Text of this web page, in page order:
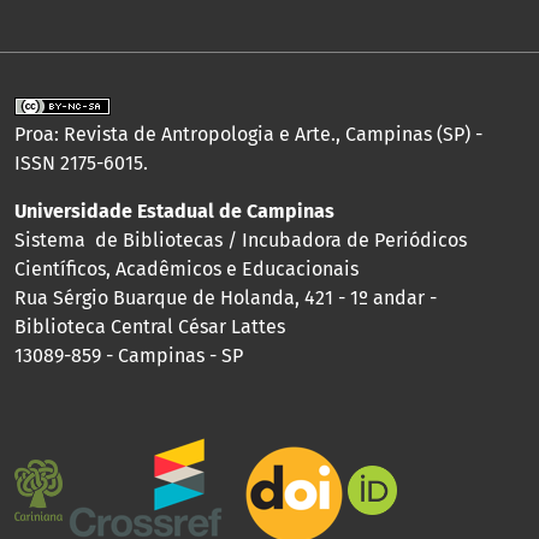
Proa: Revista de Antropologia e Arte., Campinas (SP) -
ISSN 2175-6015.
Universidade Estadual de Campinas
Sistema de Bibliotecas / Incubadora de Periódicos
Científicos, Acadêmicos e Educacionais
Rua Sérgio Buarque de Holanda, 421 - 1º andar -
Biblioteca Central César Lattes
13089-859 - Campinas - SP